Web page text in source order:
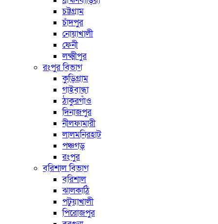
চট্টগ্রাম
চাঁদপুর
নোয়াখালী
ফেনী
লক্ষ্মীপুর
রংপুর বিভাগ
কুড়িগ্রাম
গাইবান্ধা
ঠাকুরগাঁও
দিনাজপুর
নীলফামারী
লালমনিরহাট
পঞ্চগড়
রংপুর
বরিশাল বিভাগ
বরিশাল
ঝালকাঠি
পটুয়াখালী
পিরোজপুর